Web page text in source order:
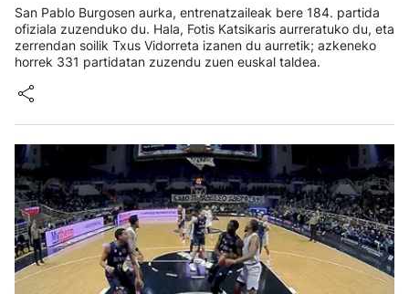
San Pablo Burgosen aurka, entrenatzaileak bere 184. partida
ofiziala zuzenduko du. Hala, Fotis Katsikaris aurreratuko du, eta
zerrendan soilik Txus Vidorreta izanen du aurretik; azkeneko
horrek 331 partidatan zuzendu zuen euskal taldea.